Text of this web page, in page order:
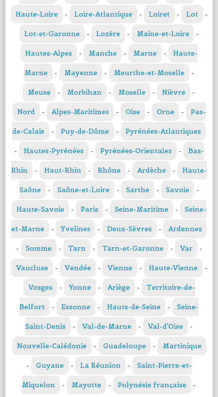
Haute-Loire - Loire-Atlantique - Loiret - Lot -
Lot-et-Garonne - Lozère - Maine-et-Loire -
Hautes-Alpes - Manche - Marne - Haute-
Marne - Mayenne - Meurthe-et-Moselle -
Meuse - Morbihan - Moselle - Nièvre -
Nord - Alpes-Maritimes - Oise - Orne - Pas-
de-Calais - Puy-de-Dôme - Pyrénées-Atlantiques
- Hautes-Pyrénées - Pyrénées-Orientales - Bas-
Rhin - Haut-Rhin - Rhône - Ardèche - Haute-
Saône - Saône-et-Loire - Sarthe - Savoie -
Haute-Savoie - Paris - Seine-Maritime - Seine-
et-Marne - Yvelines - Deux-Sèvres - Ardennes
- Somme - Tarn - Tarn-et-Garonne - Var -
Vaucluse - Vendée - Vienne - Haute-Vienne -
Vosges - Yonne - Ariège - Territoire-de-
Belfort - Essonne - Hauts-de-Seine - Seine-
Saint-Denis - Val-de-Marne - Val-d'Oise -
Nouvelle-Calédonie - Guadeloupe - Martinique
- Guyane - La Réunion - Saint-Pierre-et-
Miquelon - Mayotte - Polynésie française -